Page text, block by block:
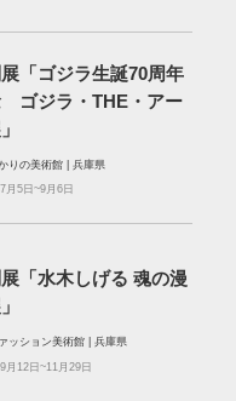
「ゴジラ生誕70周年
ゴジラ・THE・アー
りの美術館 | 兵庫県
月5日~9月6日
「水木しげる 魂の漫
ッション美術館 | 兵庫県
月12日~11月29日